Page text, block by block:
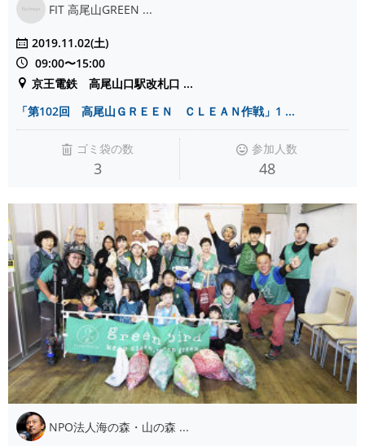
FIT 高尾山GREEN ...
2019.11.02(土)
09:00〜15:00
京王電鉄 高尾山口駅改札口 ...
「第102回 高尾山ＧＲＥＥＮ ＣＬＥＡＮ作戦」1 ...
ゴミ袋の数
3
参加人数
48
NPO法人海の森・山の森 ...